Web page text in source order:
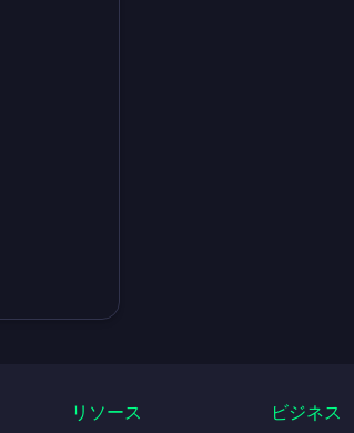
リソース ビジネス